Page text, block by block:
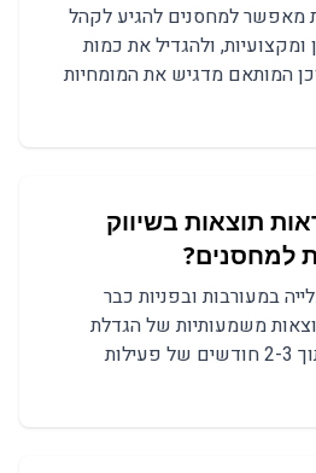
מאפשר למחסנים להגיע לקהל
ולהגדיל את כמות
המותאם מדגיש את המומחיות
תוצאות בשיווק
למחסנים?
במעורבות ובפניות כבר
משמעותיות של הגדלת
בסיס הלקוחות נראות תוך 2-3 חודשים של פעילות